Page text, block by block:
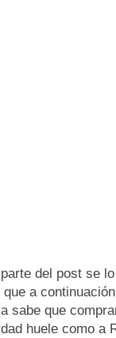
del post se
a
sabe que
huele como a